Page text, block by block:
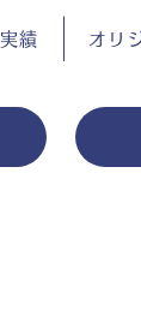
実績 オリ